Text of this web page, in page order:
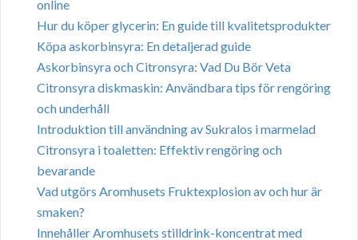
online
Hur du köper glycerin: En guide till kvalitetsprodukter
Köpa askorbinsyra: En detaljerad guide
Askorbinsyra och Citronsyra: Vad Du Bör Veta
Citronsyra diskmaskin: Användbara tips för rengöring
och underhåll
Introduktion till användning av Sukralos i marmelad
Citronsyra i toaletten: Effektiv rengöring och
bevarande
Vad utgörs Aromhusets Fruktexplosion av och hur är
smaken?
Innehåller Aromhusets stilldrink-koncentrat med